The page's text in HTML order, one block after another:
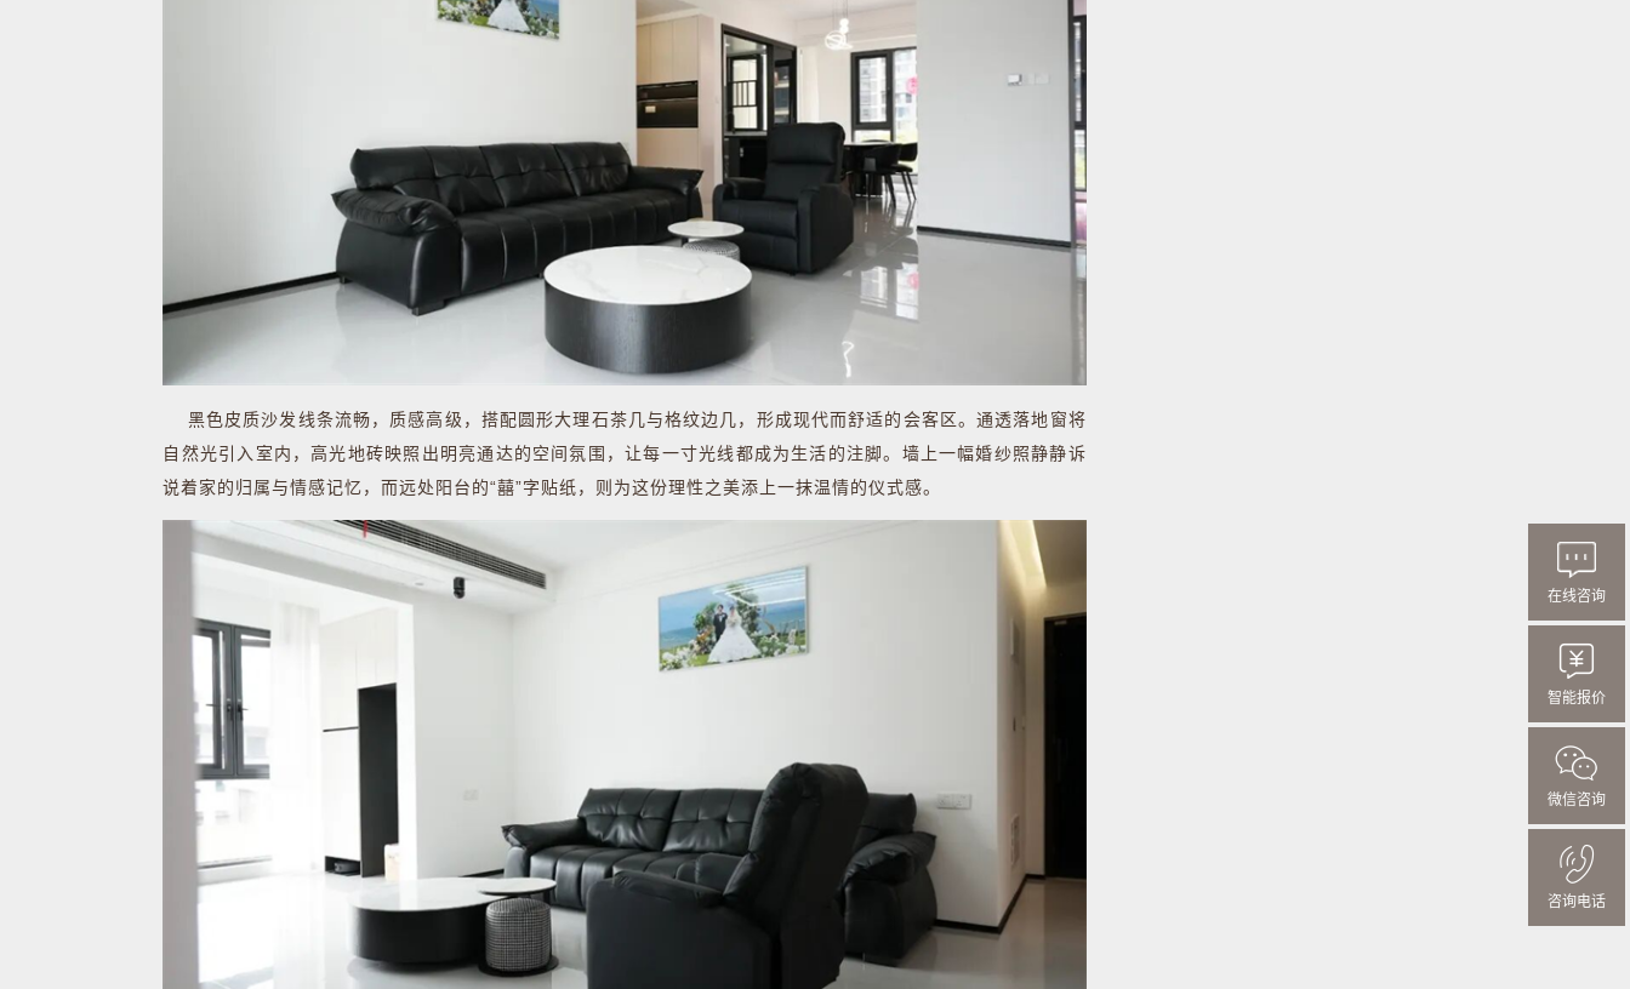
在线咨询
智能报价
微信咨询
咨询电话
黑色皮质沙发线条流畅，质感高级，搭配圆形大理石茶几与格纹边几，形成现代而舒适的会客区。通透落地窗将
自然光引入室内，高光地砖映照出明亮通达的空间氛围，让每一寸光线都成为生活的注脚。墙上一幅婚纱照静静诉
说着家的归属与情感记忆，而远处阳台的“囍”字贴纸，则为这份理性之美添上一抹温情的仪式感。